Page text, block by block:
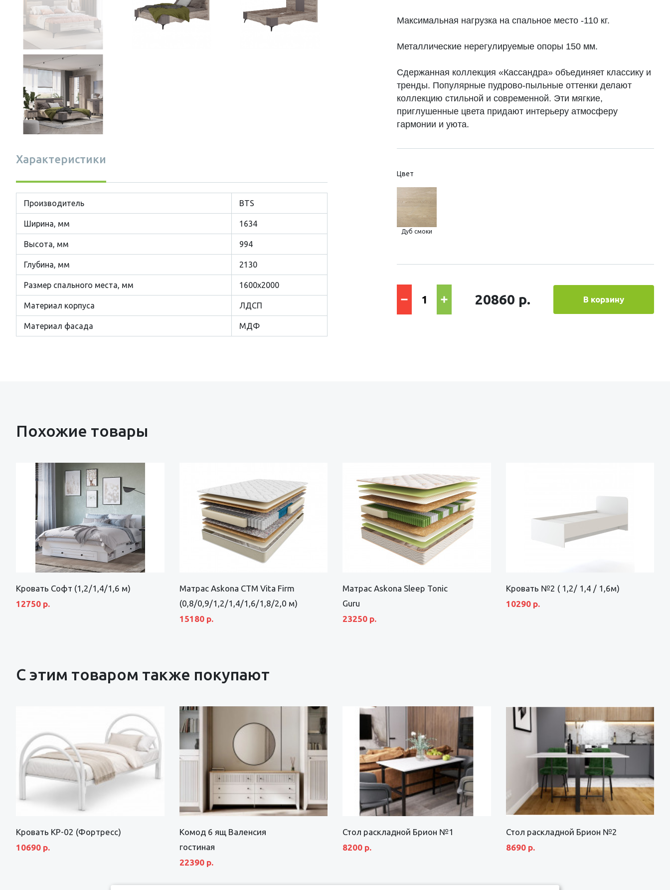
Характеристики
Производитель BTS
Ширина, мм 1634
Высота, мм 994
Глубина, мм 2130
Размер cпального места, мм 1600х2000
Материал корпуса ЛДСП
Материал фасада МДФ
Максимальная нагрузка на спальное место -110 кг.
Металлические нерегулируемые опоры 150 мм.
Сдержанная коллекция «Кассандра» объединяет классику и
тренды. Популярные пудрово-пыльные оттенки делают
коллекцию стильной и современной. Эти мягкие,
приглушенные цвета придают интерьеру атмосферу
гармонии и уюта.
Цвет
Дуб смоки
20860 р. В корзину
Похожие товары
Кровать Софт (1,2/1,4/1,6 м)
12750 р.
Матрас Askona СТМ Vita Firm
(0,8/0,9/1,2/1,4/1,6/1,8/2,0 м)
15180 р.
Матрас Askona Sleep Tonic
Guru
23250 р.
Кровать №2 ( 1,2/ 1,4 / 1,6м)
10290 р.
С этим товаром также покупают
Кровать КР-02 (Фортресс)
10690 р.
Комод 6 ящ Валенсия
гостиная
22390 р.
Стол раскладной Брион №1
8200 р.
Стол раскладной Брион №2
8690 р.